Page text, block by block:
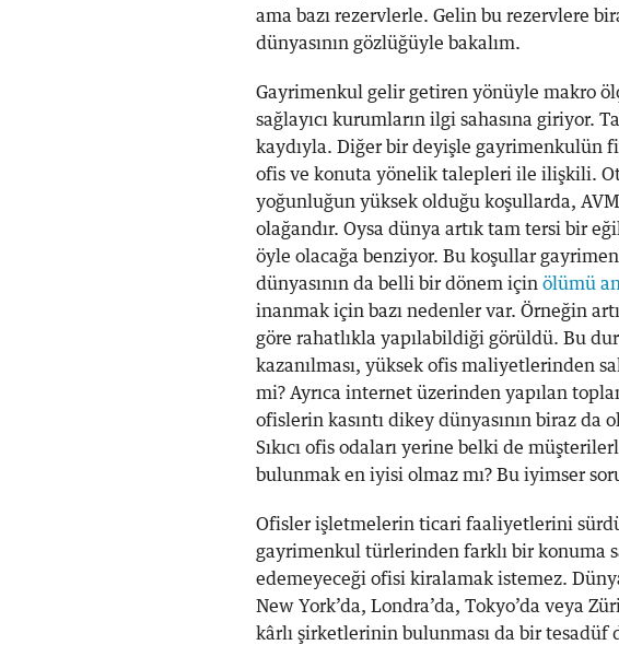
ama bazı rezervlerle. Gelin bu rezervlere
dünyasının gözlüğüyle bakalım.
Gayrimenkul gelir getiren yönüyle makro
sağlayıcı kurumların ilgi sahasına giriyor.
kaydıyla. Diğer bir deyişle
ofis ve konuta yönelik talepleri ile ilişkili.
yoğunluğun yüksek olduğu koşullarda,
olağandır. Oysa dünya artık tam tersi bir
öyle olacağa benziyor. Bu koşullar
dünyasının da belli bir dönem için ölümü
inanmak için bazı nedenler var. Örneğin
göre rahatlıkla yapılabildiği görüldü. Bu
kazanılması, yüksek ofis maliyetlerinden
mi? Ayrıca internet üzerinden yapılan
ofislerin kasıntı dikey dünyasının biraz da
Sıkıcı ofis odaları yerine belki de
bulunmak en iyisi olmaz mı? Bu iyimser
Ofisler işletmelerin ticari faaliyetlerini
gayrimenkul türlerinden farklı bir konuma
edemeyeceği ofisi kiralamak istemez.
New York’da, Londra’da, Tokyo’da veya
kârlı şirketlerinin bulunması da bir